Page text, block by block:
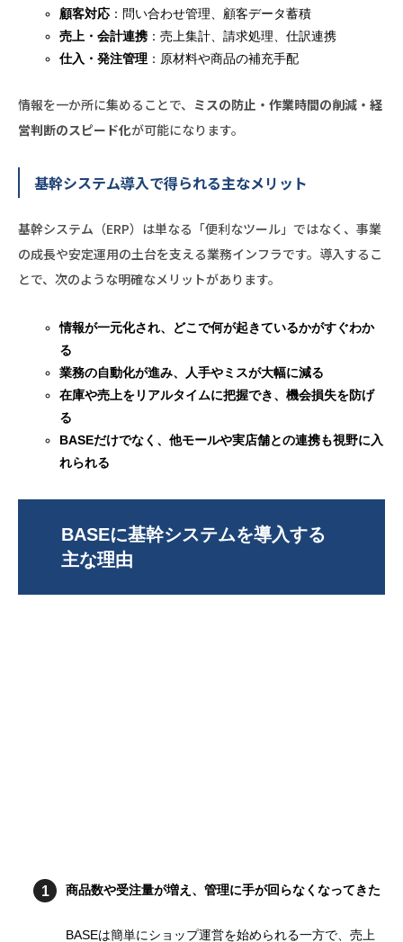
顧客対応 ：問い合わせ管理、顧客データ蓄積
売上・会計連携 ：売上集計、請求処理、仕訳連携
仕入・発注管理 ：原材料や商品の補充手配
情報を一か所に集めることで、 ミスの防止・作業時間の削減・経
営判断のスピード化が可能になります。
基幹システム導入で得られる主なメリット
基幹システム（ERP）は単なる「便利なツール」ではなく、事業
の成長や安定運用の土台を支える業務インフラです。導入するこ
とで、次のような明確なメリットがあります。
情報が一元化され、どこで何が起きているかがすぐわか
る
業務の自動化が進み、人手やミスが大幅に減る
在庫や売上をリアルタイムに把握でき、機会損失を防げ
る
BASEだけでなく、他モールや実店舗との連携も視野に入
れられる
BASEに基幹システムを導入する
主な理由
商品数や受注量が増え、管理に手が回らなくなってきた
BASEは簡単にショップ運営を始められる一方で、売上